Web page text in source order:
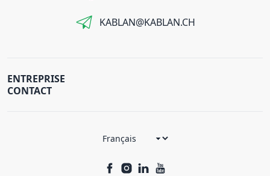
KABLAN@KABLAN.CH
ENTREPRISE
CONTACT